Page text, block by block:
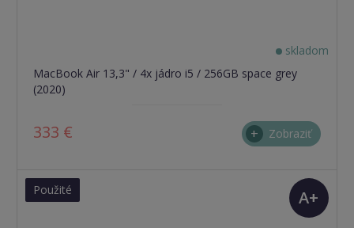
skladom
MacBook Air 13,3" / 4x jádro i5 / 256GB space grey
(2020)
333 € Zobraziť
Použité
A+